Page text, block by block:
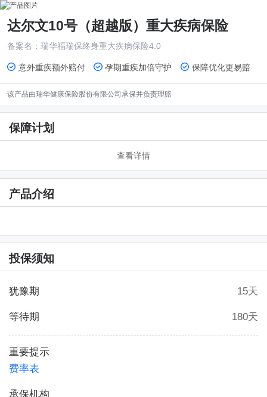
达尔文10号（超越版）重大疾病保险
备案名： 瑞华福瑞保终身重大疾病保险4.0
意外重疾额外赔付 孕期重疾加倍守护 保障优化更易赔
该产品由瑞华健康保险股份有限公司 承保并负责理赔
保障计划
查看详情
产品介绍
投保须知
犹豫期 15天
等待期 180天
重要提示
费率表
承保机构